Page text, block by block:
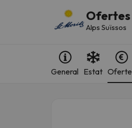
EsquíOfertes
Alps Suïssos
General Estat